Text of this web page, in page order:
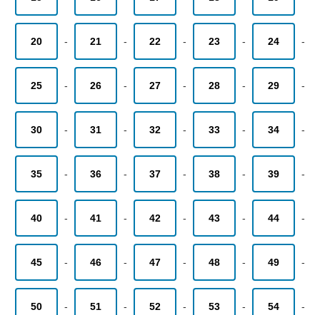
20 - 21 - 22 - 23 - 24 -
25 - 26 - 27 - 28 - 29 -
30 - 31 - 32 - 33 - 34 -
35 - 36 - 37 - 38 - 39 -
40 - 41 - 42 - 43 - 44 -
45 - 46 - 47 - 48 - 49 -
50 - 51 - 52 - 53 - 54 -